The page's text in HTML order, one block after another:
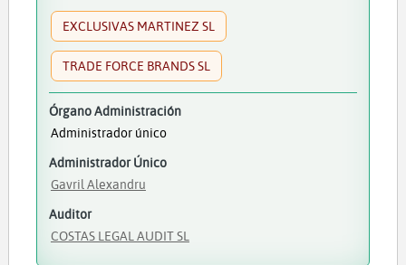
EXCLUSIVAS MARTINEZ SL
TRADE FORCE BRANDS SL
Órgano Administración
Administrador único
Administrador Único
Gavril Alexandru
Auditor
COSTAS LEGAL AUDIT SL